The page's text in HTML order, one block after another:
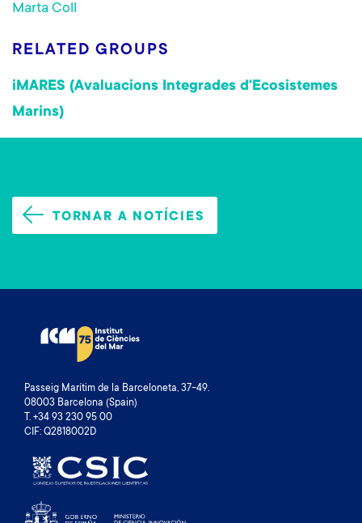
Marta Coll
RELATED GROUPS
iMARES (Avaluacions Integrades d'Ecosistemes
Marins)
TORNAR A NOTÍCIES
Passeig Marítim de la Barceloneta, 37-49.
08003 Barcelona (Spain)
T. +34 93 230 95 00
CIF: Q2818002D